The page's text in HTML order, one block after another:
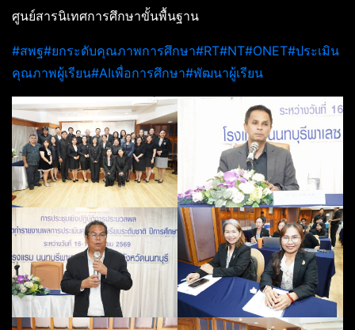
ศูนย์สารนิเทศการศึกษาขั้นพื้นฐาน
#สพฐ#ยกระดับคุณภาพการศึกษา#RT#NT#ONET#ประเมิน
คุณภาพผู้เรียน#AIเพื่อการศึกษา#พัฒนาผู้เรียน